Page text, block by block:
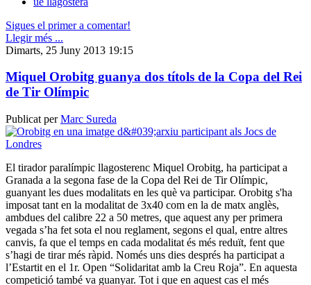
Sigues el primer a comentar!
Llegir més ...
Dimarts, 25 Juny 2013 19:15
Miquel Orobitg guanya dos títols de la Copa del Rei
de Tir Olímpic
Publicat perMarc Sureda
El tirador paralímpic llagosterenc Miquel Orobitg, ha participat a
Granada a la segona fase de la Copa del Rei de Tir Olímpic,
guanyant les dues modalitats en les què va participar. Orobitg s'ha
imposat tant en la modalitat de 3x40 com en la de matx anglès,
ambdues del calibre 22 a 50 metres, que aquest any per primera
vegada s’ha fet sota el nou reglament, segons el qual, entre altres
canvis, fa que el temps en cada modalitat és més reduït, fent que
s’hagi de tirar més ràpid. Només uns dies després ha participat a
l’Estartit en el 1r. Open “Solidaritat amb la Creu Roja”. En aquesta
competició també va guanyar. Tot i que en aquest cas el més